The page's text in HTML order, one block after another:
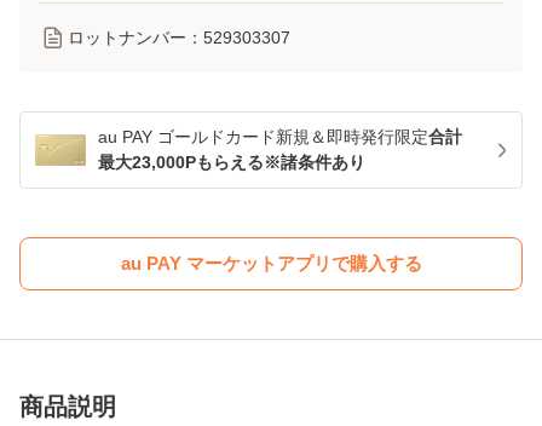
ロットナンバー： 529303307
au PAY ゴールドカード新規＆即時発行限定合計
最大23,000Pもらえる※諸条件あり
au PAY マーケットアプリで購入する
商品説明